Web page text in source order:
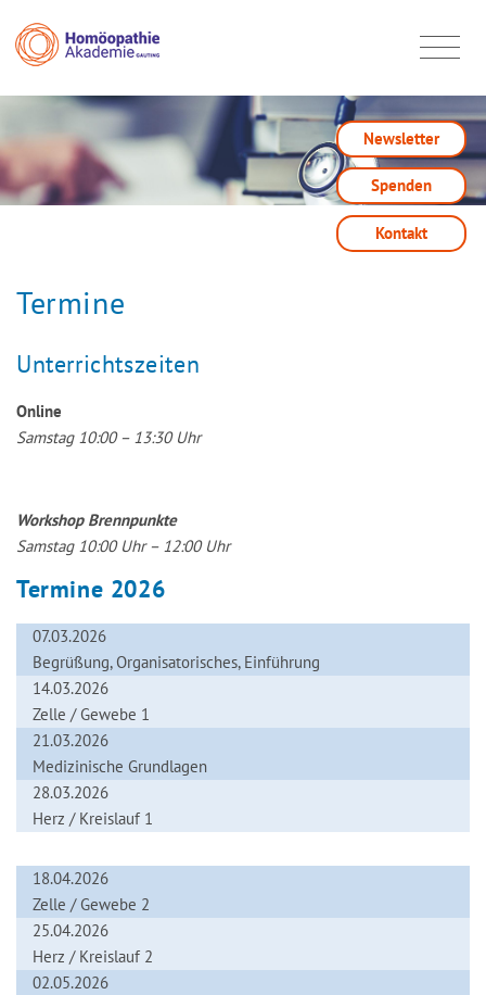
Newsletter
Spenden
Kontakt
Termine
Unterrichtszeiten
Online
Samstag 10:00 – 13:30 Uhr
Workshop Brennpunkte
Samstag 10:00 Uhr – 12:00 Uhr
Termine 2026
07.03.2026
Begrüßung, Organisatorisches, Einführung
14.03.2026
Zelle / Gewebe 1
21.03.2026
Medizinische Grundlagen
28.03.2026
Herz / Kreislauf 1
18.04.2026
Zelle / Gewebe 2
25.04.2026
Herz / Kreislauf 2
02.05.2026